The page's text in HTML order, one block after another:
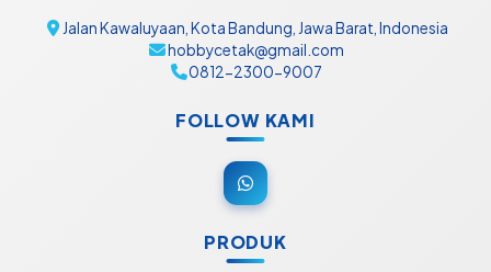
Jalan Kawaluyaan, Kota Bandung, Jawa Barat, Indonesia
hobbycetak@gmail.com
0812-2300-9007
FOLLOW KAMI
PRODUK